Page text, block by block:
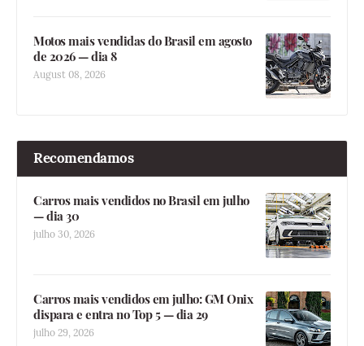
Motos mais vendidas do Brasil em agosto
de 2026 — dia 8
August 08, 2026
Recomendamos
Carros mais vendidos no Brasil em julho
— dia 30
julho 30, 2026
Carros mais vendidos em julho: GM Onix
dispara e entra no Top 5 — dia 29
julho 29, 2026